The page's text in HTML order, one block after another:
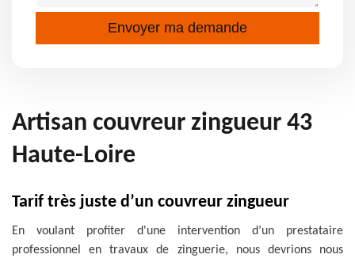
Artisan couvreur zingueur 43
Haute-Loire
Tarif très juste d’un couvreur zingueur
En voulant profiter d'une intervention d’un prestataire
professionnel en travaux de zinguerie, nous devrions nous